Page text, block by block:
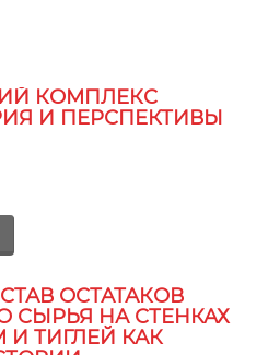
КОМПЛЕКС
И ПЕРСПЕКТИВЫ
ОСТАТАКОВ
СЫРЬЯ НА СТЕНКАХ
ТИГЛЕЙ КАК